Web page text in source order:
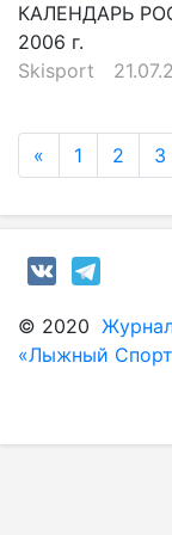
КАЛЕНДАРЬ
2006 г.
Skisport
« 1 2 3
© 2020
«Лыжный